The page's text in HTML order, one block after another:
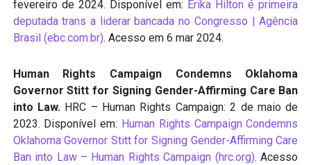
fevereiro de 2024. Disponível em: Erika Hilton é primeira
deputada trans a liderar bancada no Congresso | Agência
Brasil (ebc.com.br). Acesso em 6 mar 2024.
Human Rights Campaign Condemns Oklahoma
Governor Stitt for Signing Gender-Affirming Care Ban
into Law. HRC – Human Rights Campaign: 2 de maio de
2023. Disponível em: Human Rights Campaign Condemns
Oklahoma Governor Stitt for Signing Gender-Affirming Care
Ban into Law – Human Rights Campaign (hrc.org). Acesso